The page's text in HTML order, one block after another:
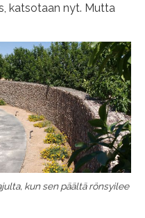
katsotaan nyt. Mutta
kun sen päältä rönsyilee